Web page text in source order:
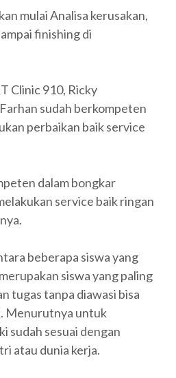
mulai Analisa kerusakan,
finishing di
Clinic 910, Ricky
sudah berkompeten
perbaikan baik service
dalam bongkar
service baik ringan
beberapa siswa yang
siswa yang paling
tugas tanpa diawasi bisa
Menurutnya untuk
sudah sesuai dengan
atau dunia kerja.